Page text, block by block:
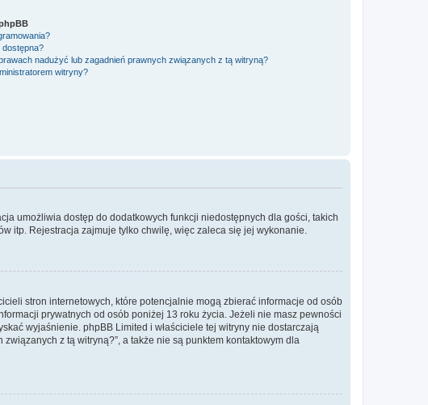
dostępna?
nadużyć lub zagadnień prawnych związanych z tą witryną?
witryny?
umożliwia dostęp do dodatkowych funkcji niedostępnych dla gości, takich
itp. Rejestracja zajmuje tylko chwilę, więc zaleca się jej wykonanie.
stron internetowych, które potencjalnie mogą zbierać informacje od osób
prywatnych od osób poniżej 13 roku życia. Jeżeli nie masz pewności
wyjaśnienie. phpBB Limited i właściciele tej witryny nie dostarczają
z tą witryną?”, a także nie są punktem kontaktowym dla